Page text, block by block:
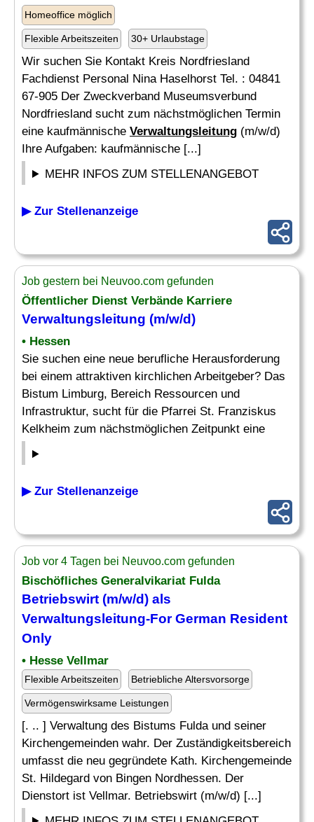
Homeoffice möglich
Flexible Arbeitszeiten 30+ Urlaubstage
Wir suchen Sie Kontakt Kreis Nordfriesland
Fachdienst Personal Nina Haselhorst Tel. : 04841
67-905 Der Zweckverband Museumsverbund
Nordfriesland sucht zum nächstmöglichen Termin
eine kaufmännische Verwaltungsleitung (m/w/d)
Ihre Aufgaben: kaufmännische [...]
MEHR INFOS ZUM STELLENANGEBOT
▶ Zur Stellenanzeige
Job gestern bei Neuvoo.com gefunden
Öffentlicher Dienst Verbände Karriere
Verwaltungsleitung (m/w/d)
• Hessen
Sie suchen eine neue berufliche Herausforderung
bei einem attraktiven kirchlichen Arbeitgeber? Das
Bistum Limburg, Bereich Ressourcen und
Infrastruktur, sucht für die Pfarrei St. Franziskus
Kelkheim zum nächstmöglichen Zeitpunkt eine
▶ Zur Stellenanzeige
Job vor 4 Tagen bei Neuvoo.com gefunden
Bischöfliches Generalvikariat Fulda
Betriebswirt (m/w/d) als
Verwaltungsleitung-For German Resident
Only
• Hesse Vellmar
Flexible Arbeitszeiten Betriebliche Altersvorsorge
Vermögenswirksame Leistungen
[. .. ] Verwaltung des Bistums Fulda und seiner
Kirchengemeinden wahr. Der Zuständigkeitsbereich
umfasst die neu gegründete Kath. Kirchengemeinde
St. Hildegard von Bingen Nordhessen. Der
Dienstort ist Vellmar. Betriebswirt (m/w/d) [...]